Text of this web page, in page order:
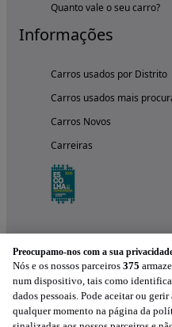
Quanto vale o seu carro?
Informações
Carros usados por Distrito
Carros usados mais
Carros Novos
Carreiras
Preocupamo-nos com a sua
Nós e os nossos parceiros 375
num dispositivo, tais como
dados pessoais. Pode aceitar ou
qualquer momento na página da